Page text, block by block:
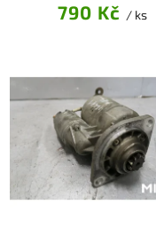
790 Kč / ks